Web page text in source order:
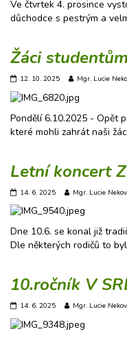
Ve čtvrtek 4. prosince
důchodce s pestrým a
Žáci
12. 10. 2025 Mgr. Lucie
Pondělí 6.10.2025 - Opět
které mohli zahrát naši
Letní koncert
14. 6. 2025 Mgr. Lucie
Dne 10.6. se konal již
Dle některých rodičů to
10.ročník V
14. 6. 2025 Mgr. Lucie